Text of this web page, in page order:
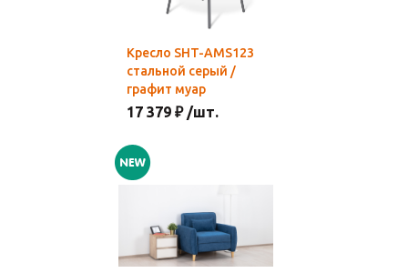
Кресло SHT-AMS123
стальной серый /
графит муар
17 379 ₽ /шт.